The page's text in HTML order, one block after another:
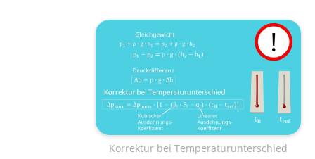
Korrektur bei Temperaturunterschied